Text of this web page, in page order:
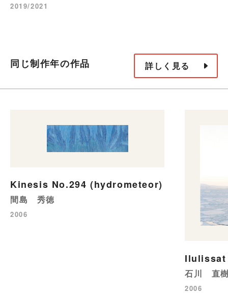
2019/2021
同じ制作年の作品 詳しく見る
Kinesis No.294 (hydrometeor)
間島 秀徳
2006
Ilulissat
石川 直
2006